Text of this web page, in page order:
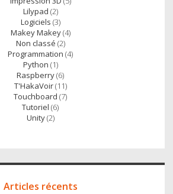
Lilypad (2)
Logiciels (3)
Makey Makey(4)
Non classé (2)
Programmation (4)
Python (1)
Raspberry(6)
T'HakaVoir(11)
Touchboard (7)
Tutoriel (6)
Unity(2)
Articles récents